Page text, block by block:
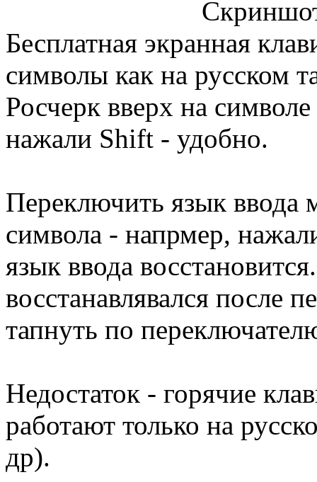
Бесплатная экранная
символы как на русском
Росчерк вверх на
нажали Shift - удобно.
Переключить язык ввода
символа - напрмер,
язык ввода
восстанавлявался после
тапнуть по
Недостаток - горячие
работают только на
др).